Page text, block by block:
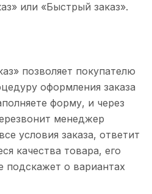
или «Быстрый заказ».
позволяет покупателю
оформления заказа
форму, и через
менеджер
условия заказа, ответит
качества товара, его
подскажет о вариантах